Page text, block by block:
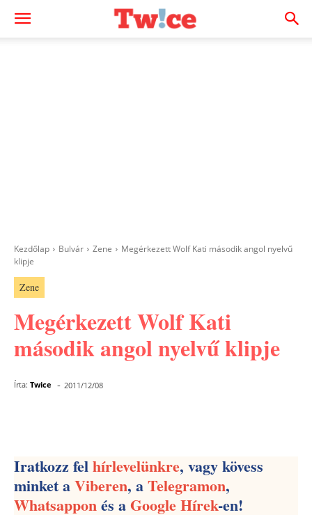
Kezdőlap Bulvár Zene
Megérkezett Wolf Kati második angol nyelvű
klipje
Zene
Megérkezett Wolf Kati
második angol nyelvű klipje
Írta: Twice - 2011/12/08
Iratkozz felhírlevelünkre, vagy kövess
minket aViberen, aTelegramon,
Whatsapponés aGoogle Hírek-en!